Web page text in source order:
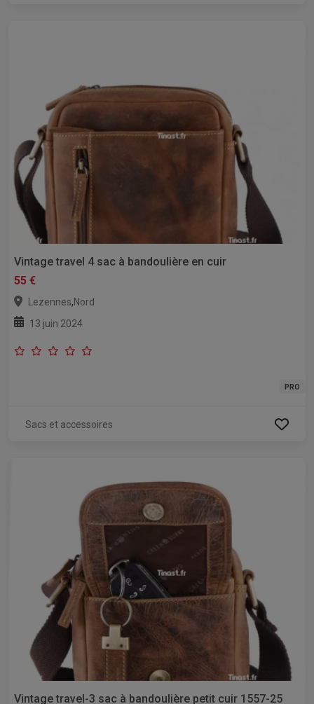
Vintage travel 4 sac à bandoulière en cuir
55 €
Lezennes,Nord
13 juin 2024
PRO
Sacs et accessoires
Vintage travel-3 sac à bandoulière petit cuir 1557-25